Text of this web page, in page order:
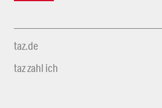
taz.de
taz zahl ich